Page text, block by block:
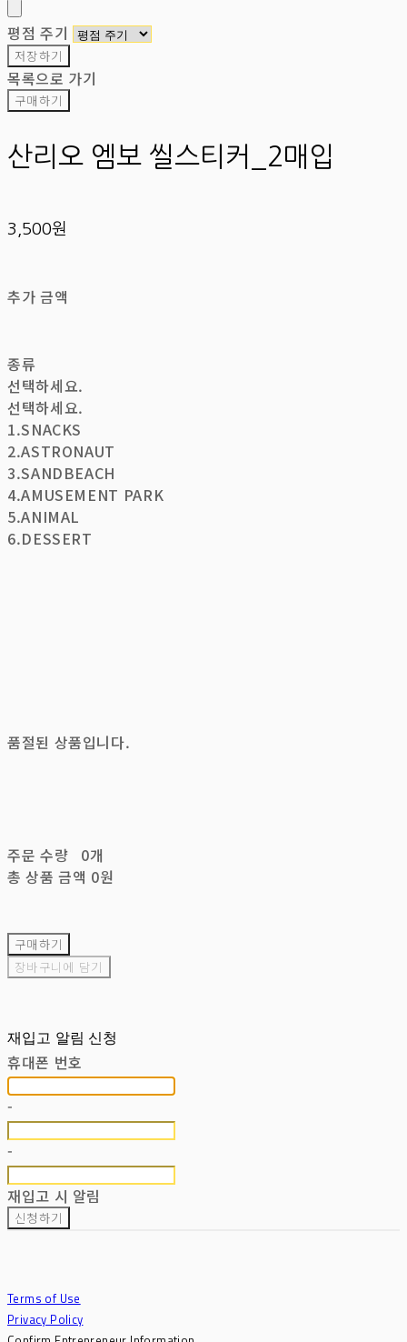
평점 주기
저장하기
목록으로 가기
구매하기
산리오 엠보 씰스티커_2매입
3,500원
추가 금액
종류
선택하세요.
선택하세요.
1.SNACKS
2.ASTRONAUT
3.SANDBEACH
4.AMUSEMENT PARK
5.ANIMAL
6.DESSERT
품절된 상품입니다.
주문 수량
0개
총 상품 금액 0원
구매하기
장바구니에 담기
재입고 알림 신청
휴대폰 번호
-
-
재입고 시 알림
신청하기
Terms of Use
Privacy Policy